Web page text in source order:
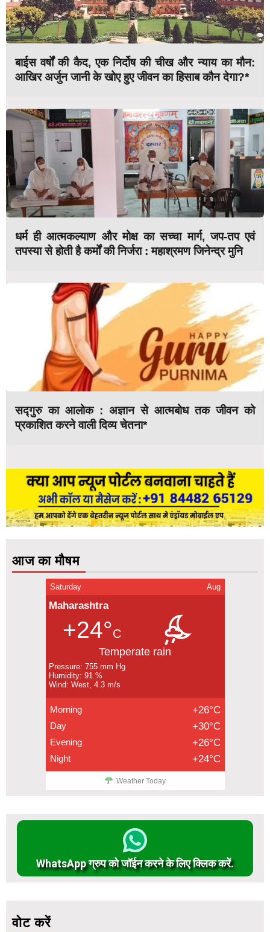
बाईस वर्षों की कैद, एक निर्दोष की चीख और न्याय का मौन:
आखिर अर्जुन जानी के खोए हुए जीवन का हिसाब कौन देगा?*
धर्म ही आत्मकल्याण और मोक्ष का सच्चा मार्ग, जप-तप एवं
तपस्या से होती है कर्मों की निर्जरा : महाश्रमण जिनेन्द्र मुनि
सद्गुरु का आलोक : अज्ञान से आत्मबोध तक जीवन को
प्रकाशित करने वाली दिव्य चेतना*
आज का मौषम
Saturday Aug
Maharashtra
+24°C
Temperate rain
Pressure: 755 mm Hg
Humidity: 91 %
Wind: West, 4.3 m/s
Morning +26°C
Day +30°C
Evening +26°C
Night +24°C
Weather Today
WhatsApp ग्रुप को जॉईन करने के लिए क्लिक करें.
वोट करें